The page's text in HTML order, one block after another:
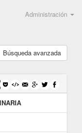
Administración
Búsqueda avanzada